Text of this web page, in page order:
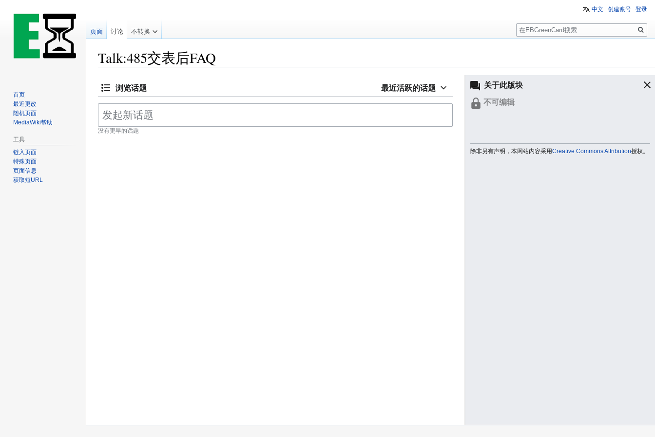
Talk:485交表后FAQ
到
导
航
到
搜
索
关于此版块
不可编辑
除非另有声明，本网站内容采用Creative Commons Attribution授权。
浏览话题 最近活跃的话题
没有更早的话题
中文 创建账号 登录
页面 讨论 不转换
搜
索
首页
最近更改
随机页面
MediaWiki帮助
工具
链入页面
特殊页面
页面信息
获取短URL